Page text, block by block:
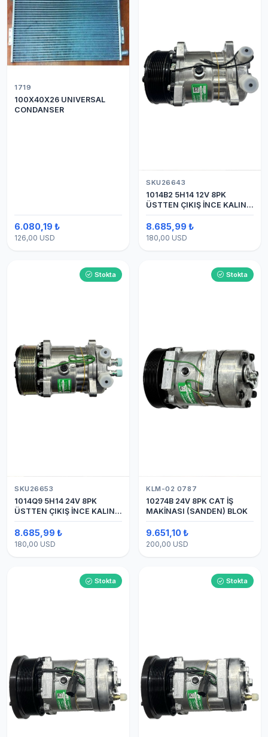
1719
100X40X26 UNIVERSAL
CONDANSER
6.080,19 ₺
126,00 USD
SKU26643
1014B2 5H14 12V 8PK
ÜSTTEN ÇIKIŞ İNCE KALIN
(SANDEN) KLİMA
KOMPESÖRÜ
8.685,99 ₺
180,00 USD
Stokta
SKU26653
1014Q9 5H14 24V 8PK
ÜSTTEN ÇIKIŞ İNCE KALIN
(SANDEN) KLİMA
KOMPRESÖRÜ KOMPRESÖR
8.685,99 ₺
180,00 USD
Stokta
KLM-02 0787
10274B 24V 8PK CAT İŞ
MAKİNASI (SANDEN) BLOK
9.651,10 ₺
200,00 USD
Stokta Stokta